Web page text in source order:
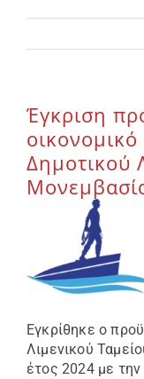
Έγκριση
Δημοτικού
Εγκρίθηκε ο
Λιμενικού
έτος 2024 με